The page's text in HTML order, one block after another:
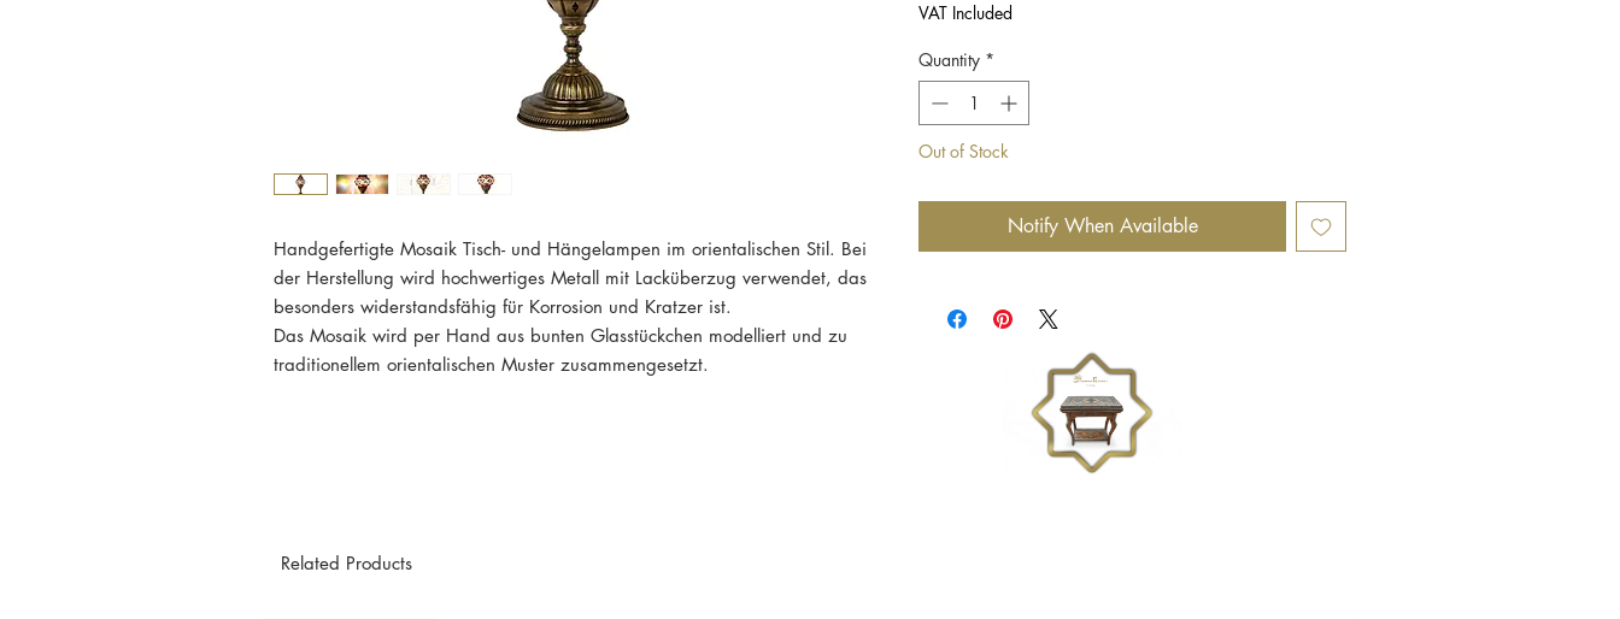
Handgefertigte Mosaik Tisch- und Hängelampen im orientalischen Stil. Bei
der Herstellung wird hochwertiges Metall mit Lacküberzug verwendet, das
besonders widerstandsfähig für Korrosion und Kratzer ist.
Das Mosaik wird per Hand aus bunten Glasstückchen modelliert und zu
traditionellem orientalischen Muster zusammengesetzt.
VAT Included
Quantity *
Out of Stock
Notify When Available
Related Products